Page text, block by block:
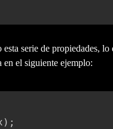
serie de propiedades,
en el siguiente ejemplo:
) ;